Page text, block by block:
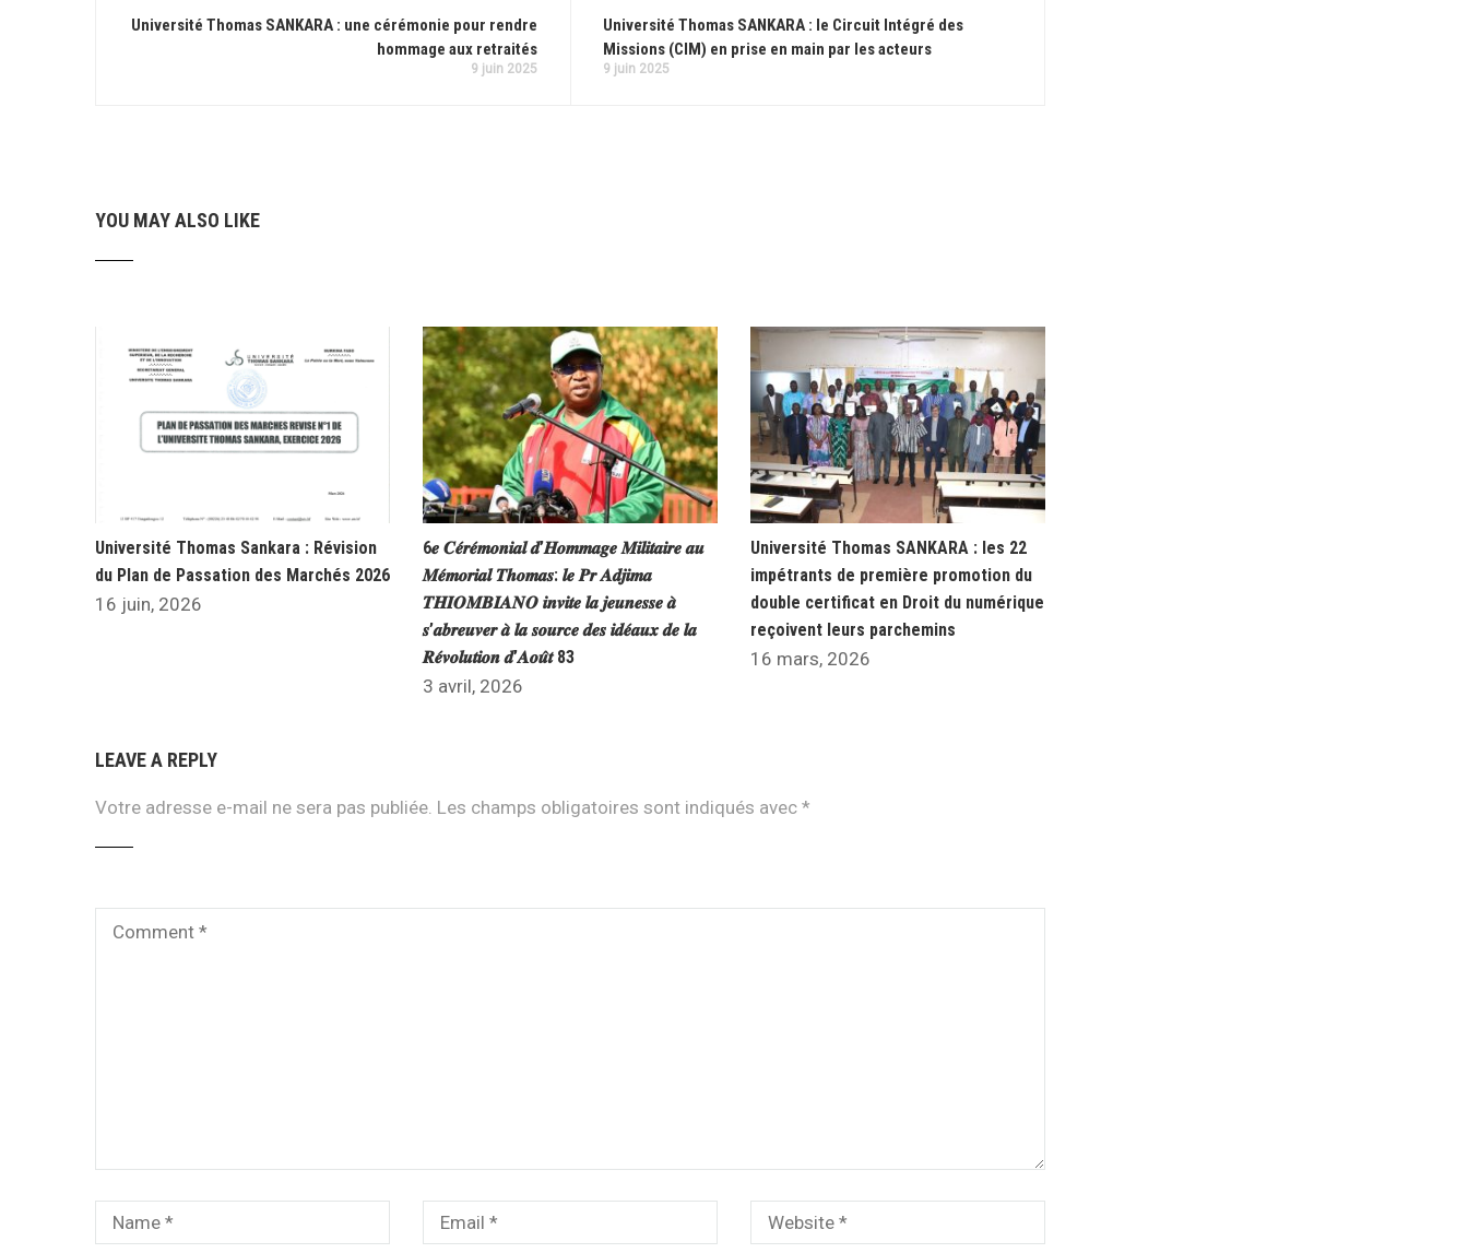
Université Thomas SANKARA : une cérémonie pour rendre
hommage aux retraités
9 juin 2025
Université Thomas SANKARA : le Circuit Intégré des
Missions (CIM) en prise en main par les acteurs
9 juin 2025
YOU MAY ALSO LIKE
Université Thomas Sankara : Révision
du Plan de Passation des Marchés 2026
16 juin, 2026
6𝒆 𝑪𝒆́𝒓𝒆́𝒎𝒐𝒏𝒊𝒂𝒍 𝒅’𝑯𝒐𝒎𝒎𝒂𝒈𝒆 𝑴𝒊𝒍𝒊𝒕𝒂𝒊𝒓𝒆 𝒂𝒖
𝑴𝒆́𝒎𝒐𝒓𝒊𝒂𝒍 𝑻𝒉𝒐𝒎𝒂𝒔: 𝒍𝒆 𝑷𝒓 𝑨𝒅𝒋𝒊𝒎𝒂
𝑻𝑯𝑰𝑶𝑴𝑩𝑰𝑨𝑵𝑶 𝒊𝒏𝒗𝒊𝒕𝒆 𝒍𝒂 𝒋𝒆𝒖𝒏𝒆𝒔𝒔𝒆 𝒂̀
𝒔’𝒂𝒃𝒓𝒆𝒖𝒗𝒆𝒓 𝒂̀ 𝒍𝒂 𝒔𝒐𝒖𝒓𝒄𝒆 𝒅𝒆𝒔 𝒊𝒅𝒆́𝒂𝒖𝒙 𝒅𝒆 𝒍𝒂
𝑹𝒆́𝒗𝒐𝒍𝒖𝒕𝒊𝒐𝒏 𝒅’𝑨𝒐𝒖̂𝒕 83
3 avril, 2026
Université Thomas SANKARA : les 22
impétrants de première promotion du
double certificat en Droit du numérique
reçoivent leurs parchemins
16 mars, 2026
LEAVE A REPLY
Votre adresse e-mail ne sera pas publiée. Les champs obligatoires sont indiqués avec *